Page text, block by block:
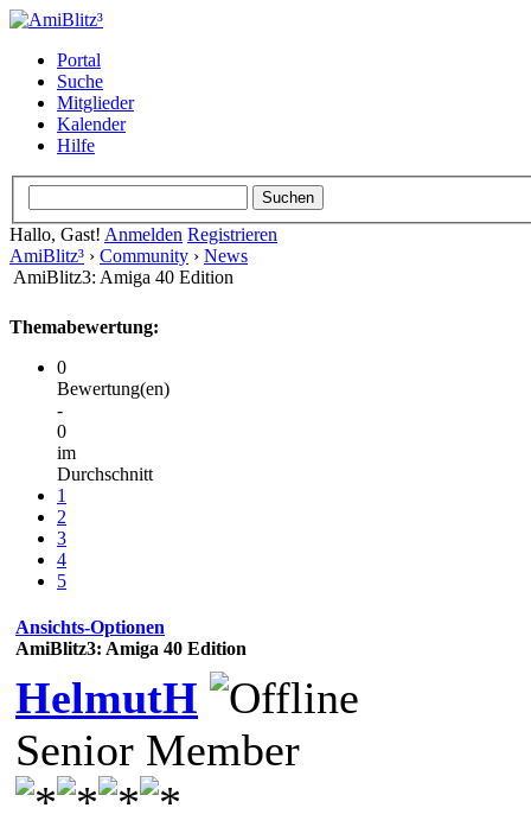
Portal
Suche
Mitglieder
Kalender
Hilfe
Hallo, Gast! Anmelden Registrieren
AmiBlitz³ › Community › News
AmiBlitz3: Amiga 40 Edition
Themabewertung:
0
Bewertung(en)
-
0
im
Durchschnitt
1
2
3
4
5
Ansichts-Optionen
AmiBlitz3: Amiga 40 Edition
HelmutH
Senior Member